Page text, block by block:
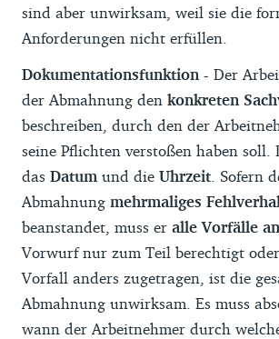
sind aber unwirksam, weil sie die
Anforderungen nicht erfüllen.
Dokumentationsfunktion - Der
der Abmahnung den konkreten
beschreiben, durch den der
seine Pflichten verstoßen haben soll.
das Datum und die Uhrzeit . Sofern
Abmahnung mehrmaliges
beanstandet, muss er alle Vorfälle
Vorwurf nur zum Teil berechtigt
Vorfall anders zugetragen, ist die
Abmahnung unwirksam. Es muss
wann der Arbeitnehmer durch